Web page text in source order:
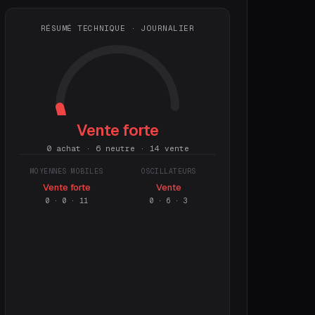
RÉSUMÉ TECHNIQUE · JOURNALIER
Vente forte
0 achat · 6 neutre · 14 vente
MOYENNES MOBILES
Vente forte
0 · 0 · 11
OSCILLATEURS
Vente
0 · 6 · 3